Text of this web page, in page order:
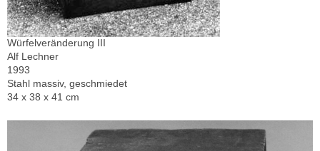
Würfelveränderung III
Alf Lechner
1993
Stahl massiv, geschmiedet
34 x 38 x 41 cm